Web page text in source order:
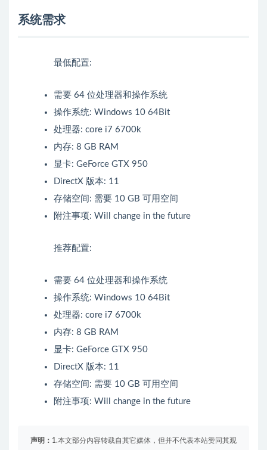
系统需求
最低配置:
需要 64 位处理器和操作系统
操作系统: Windows 10 64Bit
处理器: core i7 6700k
内存: 8 GB RAM
显卡: GeForce GTX 950
DirectX 版本: 11
存储空间: 需要 10 GB 可用空间
附注事项: Will change in the future
推荐配置:
需要 64 位处理器和操作系统
操作系统: Windows 10 64Bit
处理器: core i7 6700k
内存: 8 GB RAM
显卡: GeForce GTX 950
DirectX 版本: 11
存储空间: 需要 10 GB 可用空间
附注事项: Will change in the future
声明： 1.本文部分内容转载自其它媒体，但并不代表本站赞同其观